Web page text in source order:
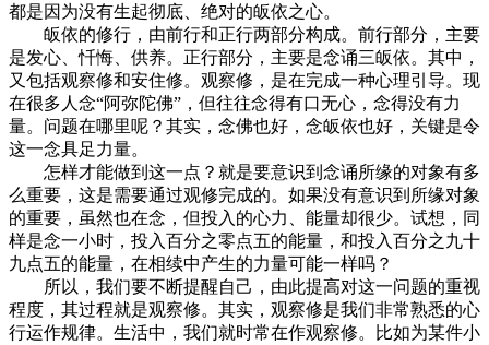
都是因为没有生起彻底、绝对的皈依之心。
皈依的修行，由前行和正行两部分构成。前行部分，主要
是发心、忏悔、供养。正行部分，主要是念诵三皈依。其中，
又包括观察修和安住修。观察修，是在完成一种心理引导。现
在很多人念“阿弥陀佛”，但往往念得有口无心，念得没有力
量。问题在哪里呢？其实，念佛也好，念皈依也好，关键是令
这一念具足力量。
怎样才能做到这一点？就是要意识到念诵所缘的对象有多
么重要，这是需要通过观修完成的。如果没有意识到所缘对象
的重要，虽然也在念，但投入的心力、能量却很少。试想，同
样是念一小时，投入百分之零点五的能量，和投入百分之九十
九点五的能量，在相续中产生的力量可能一样吗？
所以，我们要不断提醒自己，由此提高对这一问题的重视
程度，其过程就是观察修。其实，观察修是我们非常熟悉的心
行运作规律。生活中，我们就时常在作观察修。比如为某件小